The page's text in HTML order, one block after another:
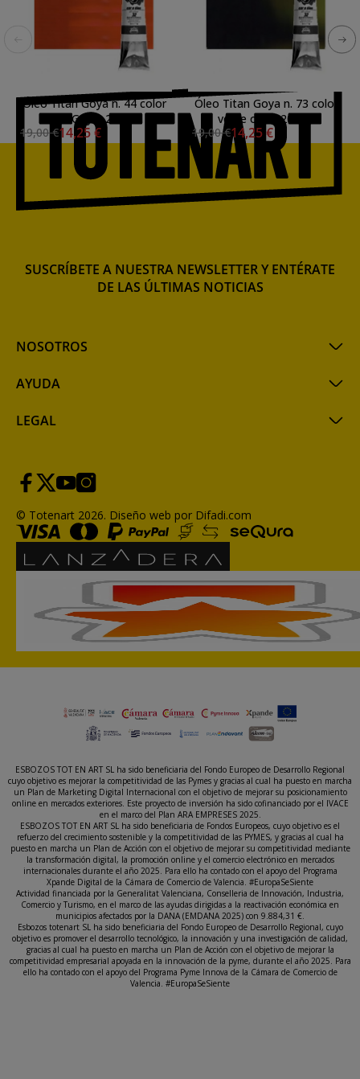
Óleo Titan Goya n. 44 color
rosa Goya, 200 ml.
19,00 €14,25 €
Óleo Titan Goya n. 73 color
verde oliva, 200ml.
19,00 €14,25 €
NOSOTROS
AYUDA
LEGAL
SUSCRÍBETE A NUESTRA NEWSLETTER Y ENTÉRATE
DE LAS ÚLTIMAS NOTICIAS
© Totenart 2026. Diseño web por Difadi.com
ESBOZOS TOT EN ART SL ha sido beneficiaria del Fondo Europeo de Desarrollo Regional
cuyo objetivo es mejorar la competitividad de las Pymes y gracias al cual ha puesto en marcha
un Plan de Marketing Digital Internacional con el objetivo de mejorar su posicionamiento
online en mercados exteriores. Este proyecto de inversión ha sido cofinanciado por el IVACE
en el marco del Plan ARA EMPRESES 2025.
ESBOZOS TOT EN ART SL ha sido beneficiaria de Fondos Europeos, cuyo objetivo es el
refuerzo del crecimiento sostenible y la competitividad de las PYMES, y gracias al cual ha
puesto en marcha un Plan de Acción con el objetivo de mejorar su competitividad mediante
la transformación digital, la promoción online y el comercio electrónico en mercados
internacionales durante el año 2025. Para ello ha contado con el apoyo del Programa
Xpande Digital de la Cámara de Comercio de Valencia. #EuropaSeSiente
Actividad financiada por la Generalitat Valenciana, Conselleria de Innovación, Industria,
Comercio y Turismo, en el marco de las ayudas dirigidas a la reactivación económica en
municipios afectados por la DANA (EMDANA 2025) con 9.884,31 €.
Esbozos totenart SL ha sido beneficiaria del Fondo Europeo de Desarrollo Regional, cuyo
objetivo es promover el desarrollo tecnológico, la innovación y una investigación de calidad,
gracias al cual ha puesto en marcha un Plan de Acción con el objetivo de mejorar la
competitividad empresarial apoyada en la innovación de la pyme, durante el año 2025. Para
ello ha contado con el apoyo del Programa Pyme Innova de la Cámara de Comercio de
Valencia. #EuropaSeSiente